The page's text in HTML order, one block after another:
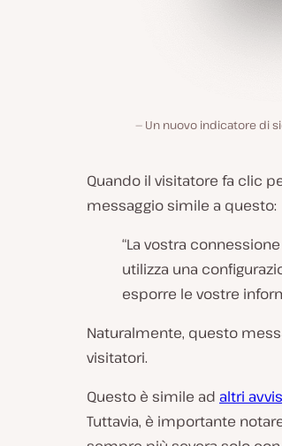
Un nuovo indicatore di
Quando il visitatore fa clic
messaggio simile a questo:
“La vostra
utilizza una
esporre le vostre
Naturalmente, questo
visitatori.
Questo è simile ad altri
Tuttavia, è importante